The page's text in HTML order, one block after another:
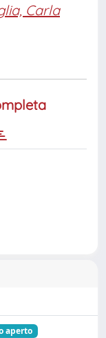
Carla
aperto